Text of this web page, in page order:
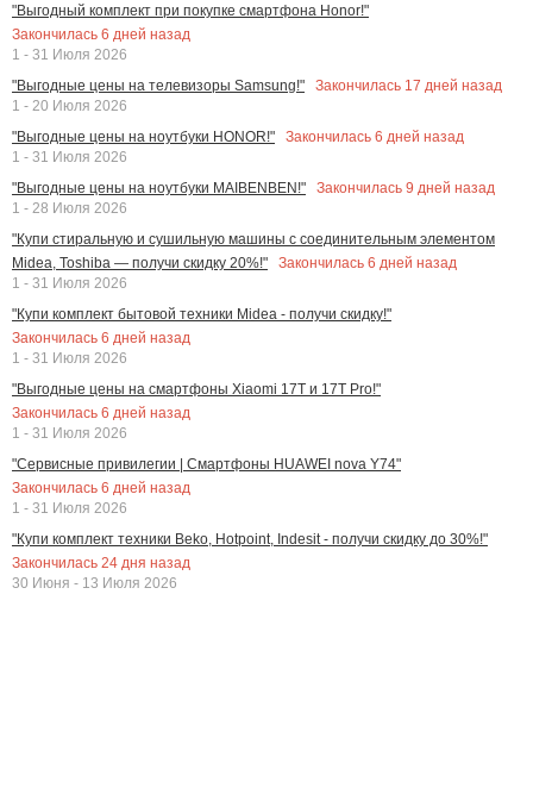
"Выгодный комплект при покупке смартфона Honor!"
Закончилась 6 дней назад
1 - 31 Июля 2026
"Выгодные цены на телевизоры Samsung!"
Закончилась 17 дней назад
1 - 20 Июля 2026
"Выгодные цены на ноутбуки HONOR!"
Закончилась 6 дней назад
1 - 31 Июля 2026
"Выгодные цены на ноутбуки MAIBENBEN!"
Закончилась 9 дней назад
1 - 28 Июля 2026
"Купи стиральную и сушильную машины с соединительным элементом
Midea, Toshiba — получи скидку 20%!"
Закончилась 6 дней назад
1 - 31 Июля 2026
"Купи комплект бытовой техники Midea - получи скидку!"
Закончилась 6 дней назад
1 - 31 Июля 2026
"Выгодные цены на смартфоны Xiaomi 17T и 17T Pro!"
Закончилась 6 дней назад
1 - 31 Июля 2026
"Сервисные привилегии | Смартфоны HUAWEI nova Y74"
Закончилась 6 дней назад
1 - 31 Июля 2026
"Купи комплект техники Beko, Hotpoint, Indesit - получи скидку до 30%!"
Закончилась 24 дня назад
30 Июня - 13 Июля 2026